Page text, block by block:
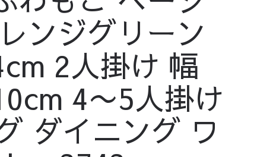
ンジグリーン
2人掛け 幅
4〜5人掛け
ダイニング ワ